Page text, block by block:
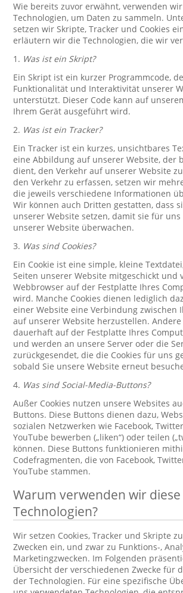
Wie bereits zuvor erwähnt, verwenden
Technologien, um Daten zu sammeln.
setzen wir Skripte, Tracker und Cookies
erläutern wir die Technologien, die wir
1. Was ist ein Skript?
Ein Skript ist ein kurzer Programmcode,
Funktionalität und Interaktivität unserer
unterstützt. Dieser Code kann auf
Ihrem Gerät ausgeführt wird.
2. Was ist ein Tracker?
Ein Tracker ist ein kurzes, unsichtbares
eine Abbildung auf unserer Website, der
dient, den Verkehr auf unserer Website
den Verkehr zu erfassen, setzen wir
die jeweils verschiedene Informationen
Wir können auch Dritten gestatten, dass
unserer Website setzen, damit sie für
unserer Website überwachen.
3. Was sind Cookies?
Ein Cookie ist eine simple, kleine
Seiten unserer Website mitgeschickt und
Webbrowser auf der Festplatte Ihres
wird. Manche Cookies dienen lediglich
einer Website eine Verbindung zwischen
auf unserer Website herzustellen. Andere
dauerhaft auf der Festplatte Ihres
und werden an unsere Server oder die
zurückgesendet, die die Cookies für uns
sobald Sie unsere Website erneut
4. Was sind Social-Media-Buttons?
Außer Cookies nutzen unsere Websites
Buttons. Diese Buttons dienen dazu,
sozialen Netzwerken wie Facebook,
YouTube bewerben („liken“) oder teilen
können. Diese Buttons funktionieren
Codefragmenten, die von Facebook,
YouTube stammen.
Warum verwenden wir diese
Technologien?
Wir setzen Cookies, Tracker und Skripte
Zwecken ein, und zwar zu Funktions-,
Marketingzwecken. Im Folgenden
Übersicht der verschiedenen Zwecke für
der Technologien. Für eine spezifische